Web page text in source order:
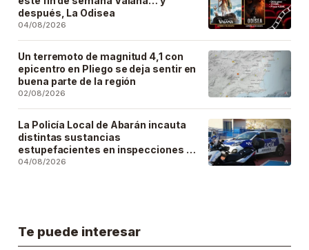
después, La Odisea
04/08/2026
Un terremoto de magnitud 4,1 con
epicentro en Pliego se deja sentir en
buena parte de la región
02/08/2026
La Policía Local de Abarán incauta
distintas sustancias
estupefacientes en inspecciones a
locales públicos del municipio
04/08/2026
Te puede interesar